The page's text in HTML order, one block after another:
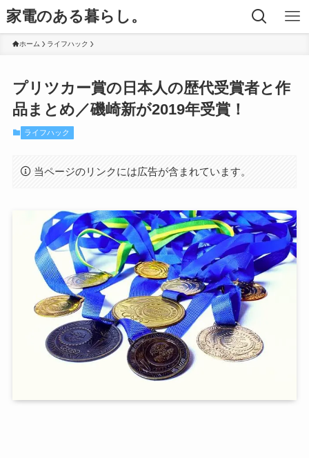
家電のある暮らし。
ホーム ライフハック
プリツカー賞の日本人の歴代受賞者と作
品まとめ／磯崎新が2019年受賞！
ライフハック
当ページのリンクには広告が含まれています。